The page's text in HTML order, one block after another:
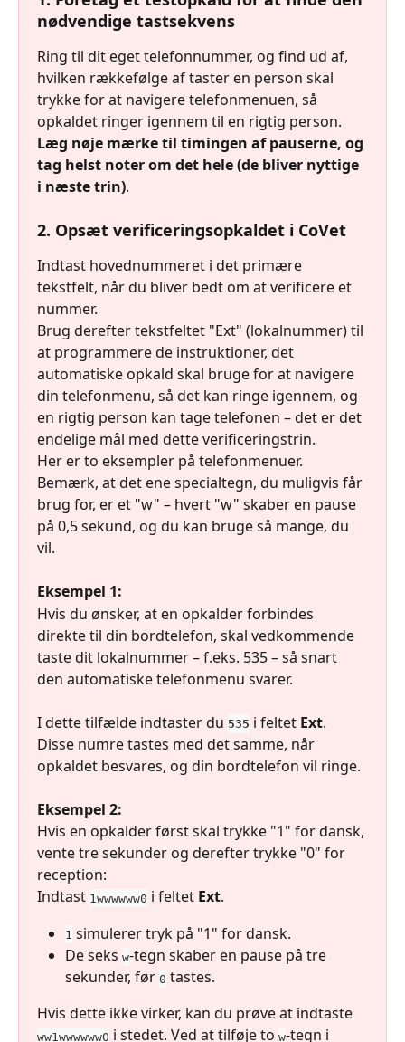
nødvendige tastsekvens
Ring til dit eget telefonnummer, og find ud af,
hvilken rækkefølge af taster en person skal
trykke for at navigere telefonmenuen, så
opkaldet ringer igennem til en rigtig person.
Læg nøje mærke til timingen af pauserne, og
tag helst noter om det hele (de bliver nyttige
i næste trin).
2. Opsæt verificeringsopkaldet i CoVet
Indtast hovednummeret i det primære
tekstfelt, når du bliver bedt om at verificere et
nummer.
Brug derefter tekstfeltet "Ext" (lokalnummer) til
at programmere de instruktioner, det
automatiske opkald skal bruge for at navigere
din telefonmenu, så det kan ringe igennem, og
en rigtig person kan tage telefonen – det er det
endelige mål med dette verificeringstrin.
Her er to eksempler på telefonmenuer.
Bemærk, at det ene specialtegn, du muligvis får
brug for, er et "w" – hvert "w" skaber en pause
på 0,5 sekund, og du kan bruge så mange, du
vil.
Eksempel 1:
Hvis du ønsker, at en opkalder forbindes
direkte til din bordtelefon, skal vedkommende
taste dit lokalnummer – f.eks. 535 – så snart
den automatiske telefonmenu svarer.
I dette tilfælde indtaster du 535 i feltet Ext.
Disse numre tastes med det samme, når
opkaldet besvares, og din bordtelefon vil ringe.
Eksempel 2:
Hvis en opkalder først skal trykke "1" for dansk,
vente tre sekunder og derefter trykke "0" for
reception:
Indtast 1wwwwww0 i feltet Ext.
1 simulerer tryk på "1" for dansk.
De seks w-tegn skaber en pause på tre
sekunder, før 0 tastes.
Hvis dette ikke virker, kan du prøve at indtaste
ww1wwwwww0 i stedet. Ved at tilføje to w-tegn i